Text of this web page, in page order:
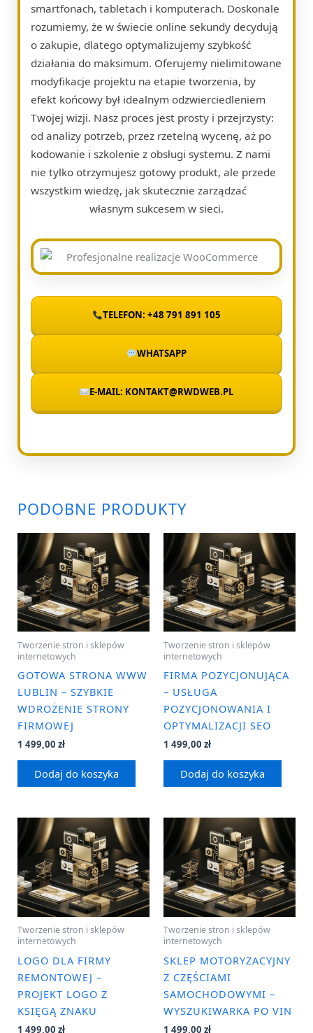
smartfonach, tabletach i komputerach. Doskonale
rozumiemy, że w świecie online sekundy decydują
o zakupie, dlatego optymalizujemy szybkość
działania do maksimum. Oferujemy nielimitowane
modyfikacje projektu na etapie tworzenia, by
efekt końcowy był idealnym odzwierciedleniem
Twojej wizji. Nasz proces jest prosty i przejrzysty:
od analizy potrzeb, przez rzetelną wycenę, aż po
kodowanie i szkolenie z obsługi systemu. Z nami
nie tylko otrzymujesz gotowy produkt, ale przede
wszystkim wiedzę, jak skutecznie zarządzać
własnym sukcesem w sieci.
TELEFON: +48 791 891 105
WHATSAPP
E-MAIL: KONTAKT@RWDWEB.PL
PODOBNE PRODUKTY
Tworzenie stron i sklepów
internetowych
GOTOWA STRONA WWW
LUBLIN – SZYBKIE
WDROŻENIE STRONY
FIRMOWEJ
1 499,00 zł
Dodaj do koszyka
Tworzenie stron i sklepów
internetowych
FIRMA POZYCJONUJĄCA
– USŁUGA
POZYCJONOWANIA I
OPTYMALIZACJI SEO
1 499,00 zł
Dodaj do koszyka
Tworzenie stron i sklepów
internetowych
LOGO DLA FIRMY
REMONTOWEJ –
PROJEKT LOGO Z
KSIĘGĄ ZNAKU
1 499,00 zł
Tworzenie stron i sklepów
internetowych
SKLEP MOTORYZACYJNY
Z CZĘŚCIAMI
SAMOCHODOWYMI –
WYSZUKIWARKA PO VIN
1 499,00 zł